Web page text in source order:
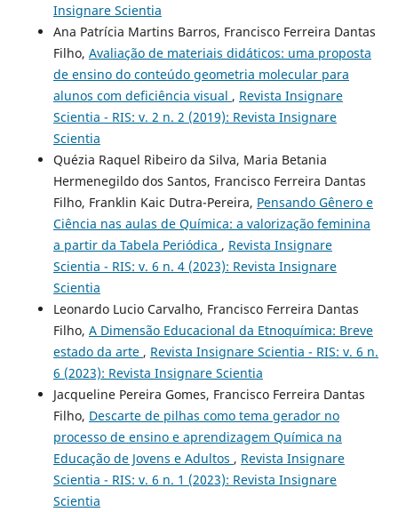
Insignare Scientia
Ana Patrícia Martins Barros, Francisco Ferreira Dantas
Filho, Avaliação de materiais didáticos: uma proposta
de ensino do conteúdo geometria molecular para
alunos com deficiência visual , Revista Insignare
Scientia - RIS: v. 2 n. 2 (2019): Revista Insignare
Scientia
Quézia Raquel Ribeiro da Silva, Maria Betania
Hermenegildo dos Santos, Francisco Ferreira Dantas
Filho, Franklin Kaic Dutra-Pereira, Pensando Gênero e
Ciência nas aulas de Química: a valorização feminina
a partir da Tabela Periódica , Revista Insignare
Scientia - RIS: v. 6 n. 4 (2023): Revista Insignare
Scientia
Leonardo Lucio Carvalho, Francisco Ferreira Dantas
Filho, A Dimensão Educacional da Etnoquímica: Breve
estado da arte , Revista Insignare Scientia - RIS: v. 6 n.
6 (2023): Revista Insignare Scientia
Jacqueline Pereira Gomes, Francisco Ferreira Dantas
Filho, Descarte de pilhas como tema gerador no
processo de ensino e aprendizagem Química na
Educação de Jovens e Adultos , Revista Insignare
Scientia - RIS: v. 6 n. 1 (2023): Revista Insignare
Scientia